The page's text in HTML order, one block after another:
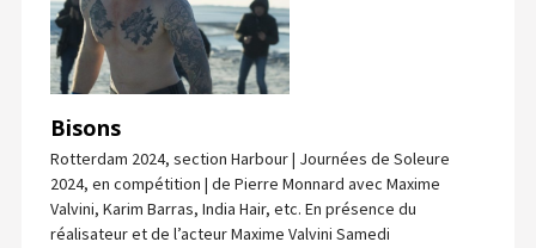
Bisons
Rotterdam 2024, section Harbour | Journées de Soleure
2024, en compétition | de Pierre Monnard avec Maxime
Valvini, Karim Barras, India Hair, etc. En présence du
réalisateur et de l’acteur Maxime Valvini Samedi